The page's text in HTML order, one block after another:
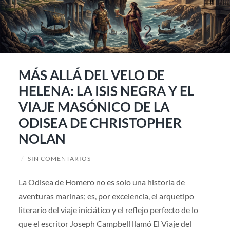
MÁS ALLÁ DEL VELO DE
HELENA: LA ISIS NEGRA Y EL
VIAJE MASÓNICO DE LA
ODISEA DE CHRISTOPHER
NOLAN
/ SIN COMENTARIOS
La Odisea de Homero no es solo una historia de
aventuras marinas; es, por excelencia, el arquetipo
literario del viaje iniciático y el reflejo perfecto de lo
que el escritor Joseph Campbell llamó El Viaje del